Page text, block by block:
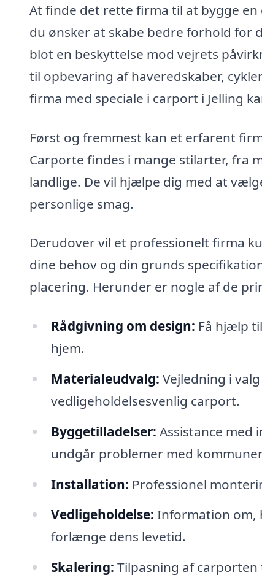
At finde det rette firma til at bygge
du ønsker at skabe bedre forhold for
blot en beskyttelse mod vejrets
til opbevaring af haveredskaber,
firma med speciale i carport i Jelling
Først og fremmest kan et erfarent
Carporte findes i mange stilarter, fra
landlige. De vil hjælpe dig med at
personlige smag.
Derudover vil et professionelt firma
dine behov og din grunds
placering. Herunder er nogle af de
Rådgivning om design: Få hjælp
hjem.
Materialeudvalg: Vejledning i
vedligeholdelsesvenlig carport.
Byggetilladelser: Assistance med
undgår problemer med
Installation: Professionel
Vedligeholdelse: Information om,
forlænge dens levetid.
Skalering: Tilpasning af